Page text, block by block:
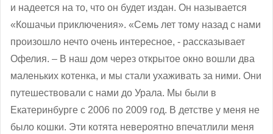
и надеется на то, что он будет издан. Он называется
«Кошачьи приключения». «Семь лет тому назад с нами
произошло нечто очень интересное, - рассказывает
Офелия. – В наш дом через открытое окно вошли два
маленьких котенка, и мы стали ухаживать за ними. Они
путешествовали с нами до Урала. Мы были в
Екатеринбурге с 2006 по 2009 год. В детстве у меня не
было кошки. Эти котята невероятно впечатлили меня